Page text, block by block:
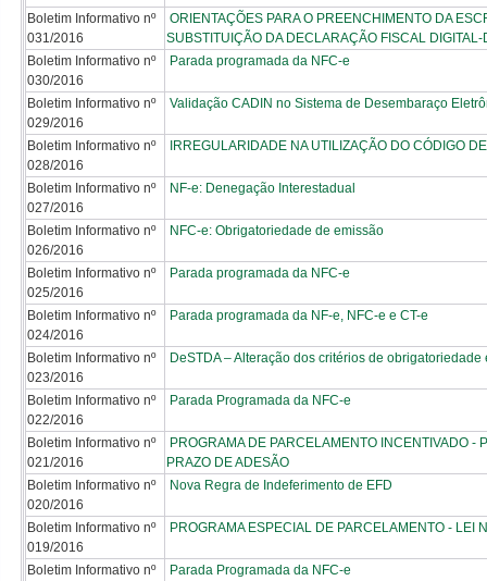
Boletim Informativo nº
031/2016
ORIENTAÇÕES PARA O PREENCHIMENTO DA
SUBSTITUIÇÃO DA DECLARAÇÃO FISCAL DIGITAL-
Boletim Informativo nº
030/2016
Parada programada da NFC-e
Boletim Informativo nº
029/2016
Validação CADIN no Sistema de Desembaraço
Boletim Informativo nº
028/2016
IRREGULARIDADE NA UTILIZAÇÃO DO CÓDIGO
Boletim Informativo nº
027/2016
NF-e: Denegação Interestadual
Boletim Informativo nº
026/2016
NFC-e: Obrigatoriedade de emissão
Boletim Informativo nº
025/2016
Parada programada da NFC-e
Boletim Informativo nº
024/2016
Parada programada da NF-e, NFC-e e CT-e
Boletim Informativo nº
023/2016
DeSTDA – Alteração dos critérios de
Boletim Informativo nº
022/2016
Parada Programada da NFC-e
Boletim Informativo nº
021/2016
PROGRAMA DE PARCELAMENTO INCENTIVADO
PRAZO DE ADESÃO
Boletim Informativo nº
020/2016
Nova Regra de Indeferimento de EFD
Boletim Informativo nº
019/2016
PROGRAMA ESPECIAL DE PARCELAMENTO - LEI
Boletim Informativo nº
Parada Programada da NFC-e